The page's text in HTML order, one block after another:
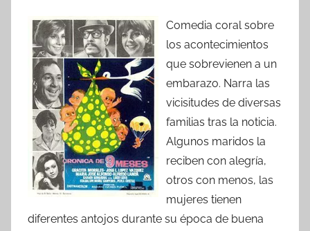
Comedia coral sobre
los acontecimientos
que sobrevienen a un
embarazo. Narra las
vicisitudes de diversas
familias tras la noticia.
Algunos maridos la
reciben con alegría,
otros con menos, las
mujeres tienen
diferentes antojos durante su época de buena